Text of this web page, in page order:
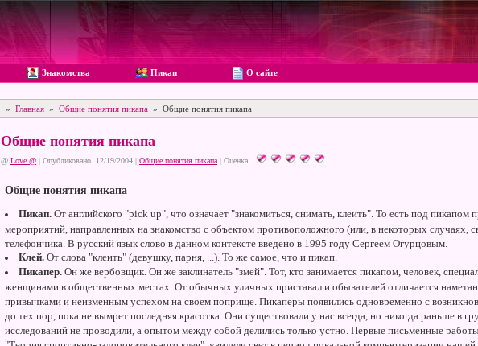
Знакомства Пикап О сайте
» Главная » Общие понятия пикапа » Общие понятия пикапа
Общие понятия пикапа
@ Love @ | Опубликовано 12/19/2004 | Общие понятия пикапа | Оценка:
Общие понятия пикапа
Пикап. От английского "pick up", что означает "знакомиться, снимать, клеить". То есть под пикапом
мероприятий, направленных на знакомство с объектом противоположного (или, в некоторых случаях,
телефончика. В русский язык слово в данном контексте введено в 1995 году Сергеем Огурцовым.
Клей. От слова "клеить" (девушку, парня, ...). То же самое, что и пикап.
Пикапер. Он же вербовщик. Он же заклинатель "змей". Тот, кто занимается пикапом, человек,
женщинами в общественных местах. От обычных уличных приставал и обывателей отличается
привычками и неизменным успехом на своем поприще. Пикаперы появились одновременно с
до тех пор, пока не вымрет последняя красотка. Они существовали у нас всегда, но никогда раньше в
исследований не проводили, а опытом между собой делились только устно. Первые письменные